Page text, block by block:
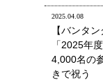
2025.04.08
【バンタ
「2025年
4,000名の
きで祝う